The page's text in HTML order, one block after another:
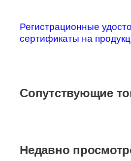
Регистрационные
сертификаты на
Сопутствующие
Недавно